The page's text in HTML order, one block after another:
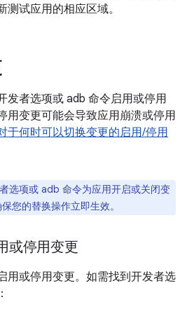
试应用的相应区域。
发者选项或 adb 命令启用或停用
用变更可能会导致应用崩溃或停用
于何时可以切换变更的启用/停用
选项或 adb 命令为应用开启或关闭变
您的替换操作立即生效。
或停用变更
用或停用变更。如需找到开发者选